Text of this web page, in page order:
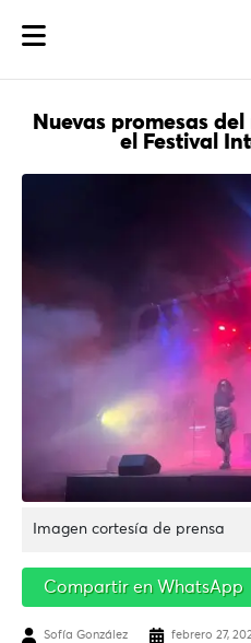
Nuevas promesas
el Festival
Imagen cortesía de prensa
Compartir en WhatsApp
Sofía González febrero 27,